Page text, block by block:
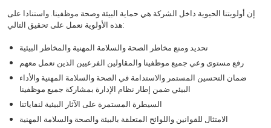
إن أولويتنا الحيوية داخل الشركة هي حماية البيئة وصحة موظفينا. واستنادا على
هذه الأولوية نعمل على تحقيق التالي:
تحديد ومنع مخاطر الصحة والسلامة المهنية والمخاطر البيئية
رفع مستوى وعي جميع موظفينا والمقاولين الفرعيين الذين نعمل معهم
ضمان التحسين المستمر والاستدامة في الصحة والسلامة المهنية والأداء
البيئي ضمن إطار نظام الإدارة بمشاركة جميع موظفينا
السيطرة المستمرة على الآثار البيئية لنفاياتنا
الامتثال للقوانين واللوائح المتعلقة بالبيئة والصحة والسلامة المهنية